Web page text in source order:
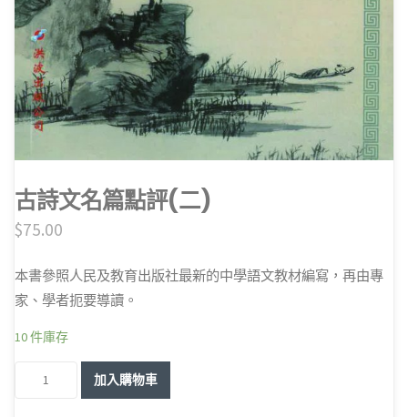
古詩文名篇點評(二)
$75.00
本書參照人民及教育出版社最新的中學語文教材編寫，再由專
家、學者扼要導讀。
10 件庫存
加入購物車